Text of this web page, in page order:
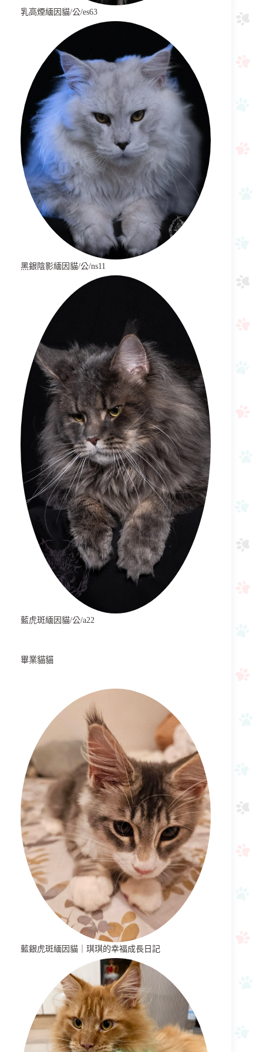
乳高煙緬因貓/公/es63
黑銀陰影緬因貓/公/ns11
藍虎斑緬因貓/公/a22
畢業貓貓
藍銀虎斑緬因貓｜琪琪的幸福成長日記